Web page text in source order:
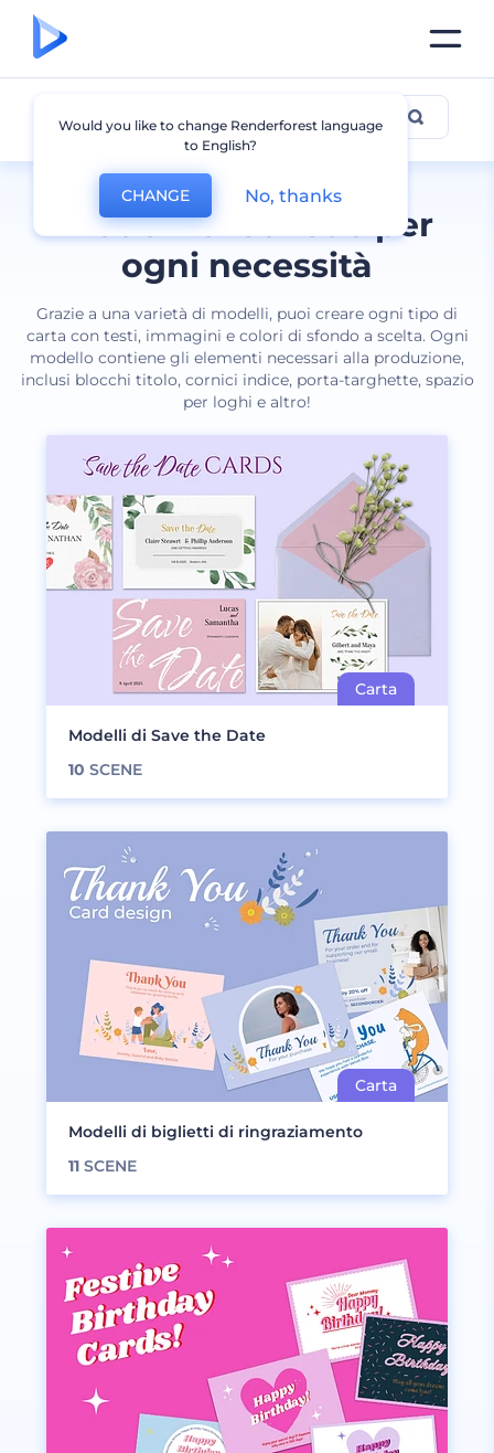
Modelli di schede per
ogni necessità
Grazie a una varietà di modelli, puoi creare ogni tipo di
carta con testi, immagini e colori di sfondo a scelta. Ogni
modello contiene gli elementi necessari alla produzione,
inclusi blocchi titolo, cornici indice, porta-targhette, spazio
per loghi e altro!
Carta
Modelli di Save the Date
10 SCENE
Modelli di biglietti di ringraziamento
11 SCENE
Would you like to change Renderforest language
to English?
CHANGE No, thanks